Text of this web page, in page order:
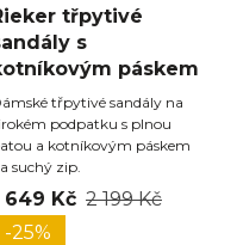
třpytivé
s
páskem
třpytivé sandály na
podpatku s plnou
a kotníkovým páskem
suchý zip.
649 Kč 2 199 Kč
-25%